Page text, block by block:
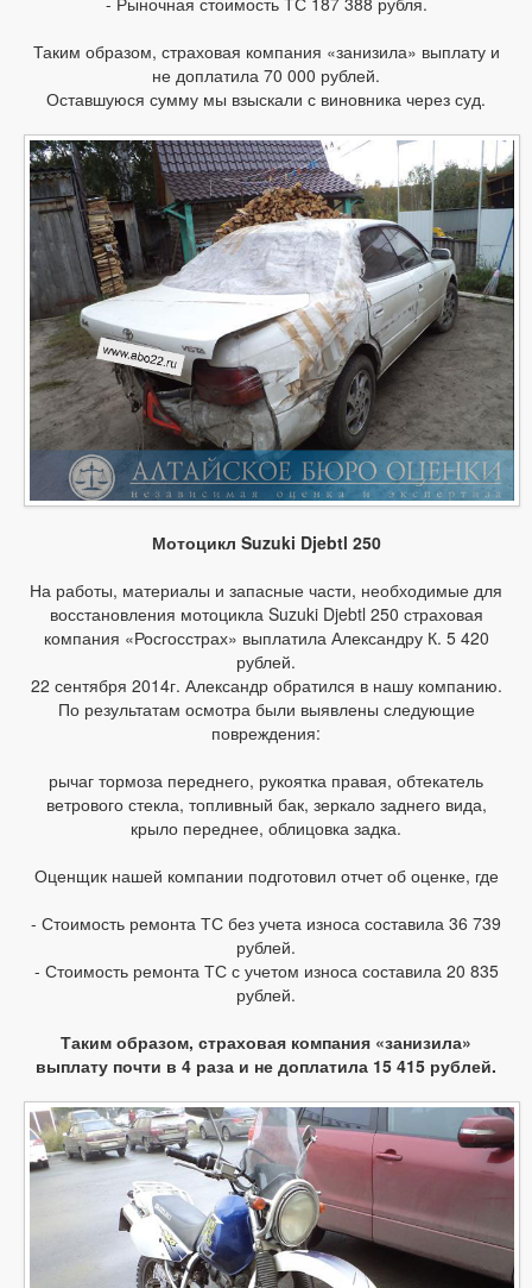
Таким образом, страховая компания «занизила» выплату и
не доплатила 70 000 рублей.
Оставшуюся сумму мы взыскали с виновника через суд.
Мотоцикл Suzuki Djebtl 250
На работы, материалы и запасные части, необходимые для
восстановления мотоцикла Suzuki Djebtl 250 страховая
компания «Росгосстрах» выплатила Александру К. 5 420
рублей.
22 сентября 2014г. Александр обратился в нашу компанию.
По результатам осмотра были выявлены следующие
повреждения:
рычаг тормоза переднего, рукоятка правая, обтекатель
ветрового стекла, топливный бак, зеркало заднего вида,
крыло переднее, облицовка задка.
Оценщик нашей компании подготовил отчет об оценке, где
- Стоимость ремонта ТС без учета износа составила 36 739
рублей.
- Стоимость ремонта ТС с учетом износа составила 20 835
рублей.
Таким образом, страховая компания «занизила»
выплату почти в 4 раза и не доплатила 15 415 рублей.